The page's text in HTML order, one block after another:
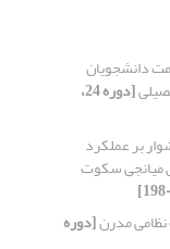
دانشجویان
[دوره 24،
بر عملکرد
میانجی سکوت
مدرن[دوره